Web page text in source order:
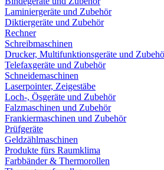
Laminiergeräte und Zubehör
Diktiergeräte und Zubehör
Rechner
Schreibmaschinen
Drucker, Multifunktionsgeräte und
Telefaxgeräte und Zubehör
Schneidemaschinen
Laserpointer, Zeigestäbe
Loch-, Ösgeräte und Zubehör
Falzmaschinen und Zubehör
Frankiermaschinen und Zubehör
Prüfgeräte
Geldzählmaschinen
Produkte fürs Raumklima
Farbbänder & Thermorollen